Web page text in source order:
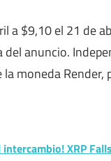
a $9,10 el 21 de
del anuncio.
la moneda Render,
XRP